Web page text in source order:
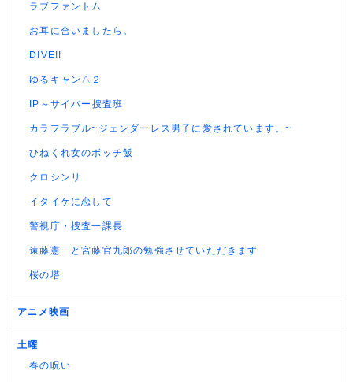
ラブファントム
お耳に合いましたら。
DIVE!!
ゆるキャン△２
IP～サイバー捜査班
カラフラブル~ジェンダーレス男子に愛されています。~
ひねくれ女のボッチ飯
クロシンリ
イタイケに恋して
警視庁・捜査一課長
遠藤憲一と宮藤官九郎の勉強させていただきます
桜の塔
アニメ映画
土曜
春の呪い